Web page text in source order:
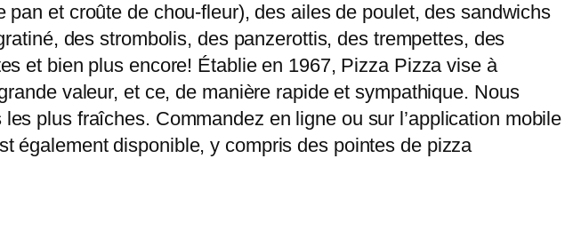
et croûte de chou-fleur), des ailes de poulet, des sandwichs
des strombolis, des panzerottis, des trempettes, des
et bien plus encore! Établie en 1967, Pizza Pizza vise à
valeur, et ce, de manière rapide et sympathique. Nous
plus fraîches. Commandez en ligne ou sur l’application mobile
également disponible, y compris des pointes de pizza